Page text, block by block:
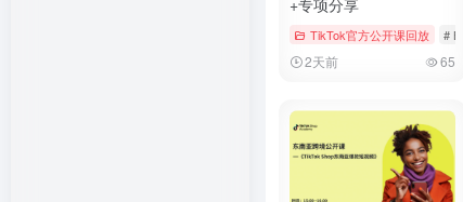
TikTok官方公开课回放 #
2天前 65